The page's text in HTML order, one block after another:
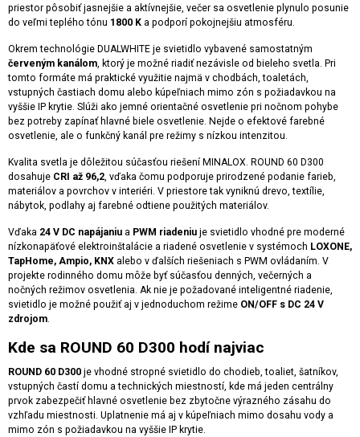
priestor pôsobiť jasnejšie a aktívnejšie, večer sa osvetlenie plynulo posunie
do veľmi teplého tónu 1800 K a podporí pokojnejšiu atmosféru.
Okrem technológie DUALWHITE je svietidlo vybavené samostatným
červeným kanálom, ktorý je možné riadiť nezávisle od bieleho svetla. Pri
tomto formáte má praktické využitie najmä v chodbách, toaletách,
vstupných častiach domu alebo kúpeľniach mimo zón s požiadavkou na
vyššie IP krytie. Slúži ako jemné orientačné osvetlenie pri nočnom pohybe
bez potreby zapínať hlavné biele osvetlenie. Nejde o efektové farebné
osvetlenie, ale o funkčný kanál pre režimy s nízkou intenzitou.
Kvalita svetla je dôležitou súčasťou riešení MINALOX. ROUND 60 D300
dosahuje CRI až 96,2, vďaka čomu podporuje prirodzené podanie farieb,
materiálov a povrchov v interiéri. V priestore tak vyniknú drevo, textílie,
nábytok, podlahy aj farebné odtiene použitých materiálov.
Vďaka 24 V DC napájaniu a PWM riadeniu je svietidlo vhodné pre moderné
nízkonapäťové elektroinštalácie a riadené osvetlenie v systémoch LOXONE,
TapHome, Ampio, KNX alebo v ďalších riešeniach s PWM ovládaním. V
projekte rodinného domu môže byť súčasťou denných, večerných a
nočných režimov osvetlenia. Ak nie je požadované inteligentné riadenie,
svietidlo je možné použiť aj v jednoduchom režime ON/OFF s DC 24 V
zdrojom.
Kde sa ROUND 60 D300 hodí najviac
ROUND 60 D300 je vhodné stropné svietidlo do chodieb, toaliet, šatníkov,
vstupných častí domu a technických miestností, kde má jeden centrálny
prvok zabezpečiť hlavné osvetlenie bez zbytočne výrazného zásahu do
vzhľadu miestnosti. Uplatnenie má aj v kúpeľniach mimo dosahu vody a
mimo zón s požiadavkou na vyššie IP krytie.